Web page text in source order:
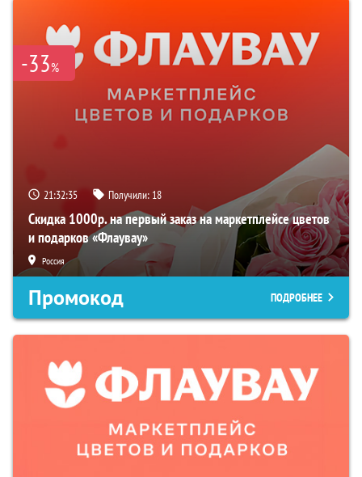
-33%
21:32:34 Получили: 18
Скидка 1000р. на первый заказ на маркетплейсе цветов
и подарков «Флаувау»
Россия
Промокод ПОДРОБНЕЕ